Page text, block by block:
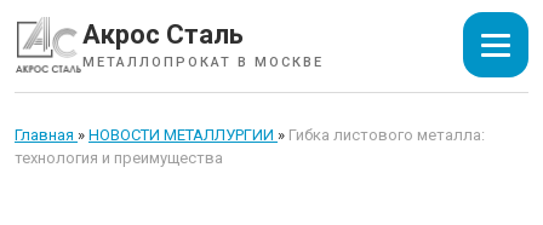
Акрос Сталь
МЕТАЛЛОПРОКАТ В МОСКВЕ
Главная » НОВОСТИ МЕТАЛЛУРГИИ » Гибка листового металла:
технология и преимущества